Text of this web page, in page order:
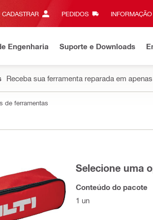
PEDIDOS INFORMAÇÃO
Engenharia Suporte e Downloads
Receba sua ferramenta reparada em
de ferramentas
Selecione uma
Conteúdo do pacote
1 un